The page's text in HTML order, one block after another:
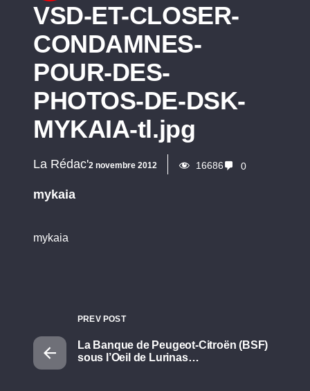
VSD-ET-CLOSER-
CONDAMNES-
POUR-DES-
PHOTOS-DE-DSK-
MYKAIA-tl.jpg
La Rédac'2 novembre 2012 16686 0
mykaia
mykaia
PREV POST
La Banque de Peugeot-Citroën (BSF)
sous l’Oeil de Lurinas…